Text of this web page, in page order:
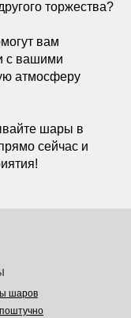
торжества?
вам
с вашими
атмосферу
шары в
сейчас и
шаров